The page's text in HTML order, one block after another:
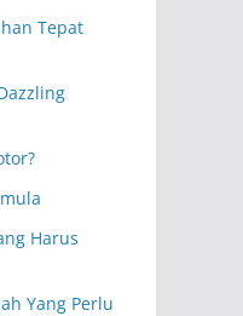
Tepat
Harus
Yang Perlu